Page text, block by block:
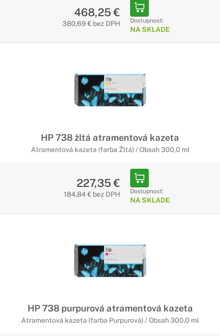
468,25 €
380,69 € bez DPH Dostupnosť:
NA SKLADE
HP 738 žltá atramentová kazeta
Atramentová kazeta (farba Žltá) / Obsah 300,0 ml
227,35 €
184,84 € bez DPH Dostupnosť:
NA SKLADE
HP 738 purpurová atramentová kazeta
Atramentová kazeta (farba Purpurová) / Obsah 300,0 ml